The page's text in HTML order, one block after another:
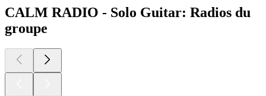
CALM RADIO - Solo Guitar: Radios du
groupe